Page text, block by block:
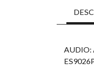
AUDIO: